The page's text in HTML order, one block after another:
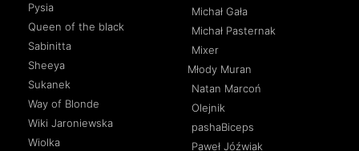
Pysia
Queen of the black
Sabinitta
Sheeya
Sukanek
Way of Blonde
Wiki Jaroniewska
Wiolka
Michał Gała
Michał Pasternak
Mixer
Młody Muran
Natan Marcoń
Olejnik
pashaBiceps
Paweł Jóźwiak